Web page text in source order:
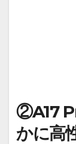
②A17
かに高